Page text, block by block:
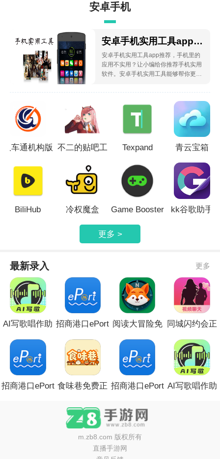
安卓手机
实用工具
安卓手机实用工具app推荐
安卓手机实用工具app推荐，手机里的
应用不实用？让小编给你推荐手机实用
软件。安卓手机实用工具能够帮你更好
舒服、更方便
久车通机构版 不二的贴吧工
Texpand 青云宝箱
BiliHub 冷权魔盒 Game Booster kk谷歌助手
更多 >
最新录入 更多
AI写歌唱作助 招商港口ePort 阅读大冒险免 同城闪约会正
招商港口ePort 食味巷免费正 招商港口ePort AI写歌唱作助
m.zb8.com 版权所有
直播手游网